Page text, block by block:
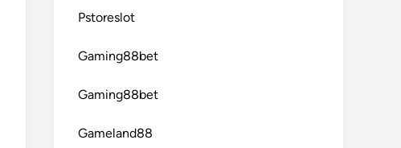
Pstoreslot
Gaming88bet
Gaming88bet
Gameland88